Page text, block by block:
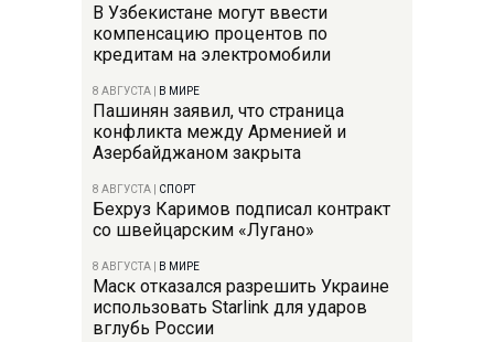
В Узбекистане могут ввести
компенсацию процентов по
кредитам на электромобили
8 АВГУСТА В МИРЕ
Пашинян заявил, что страница
конфликта между Арменией и
Азербайджаном закрыта
8 АВГУСТА СПОРТ
Бехруз Каримов подписал контракт
со швейцарским «Лугано»
8 АВГУСТА В МИРЕ
Маск отказался разрешить Украине
использовать Starlink для ударов
вглубь России